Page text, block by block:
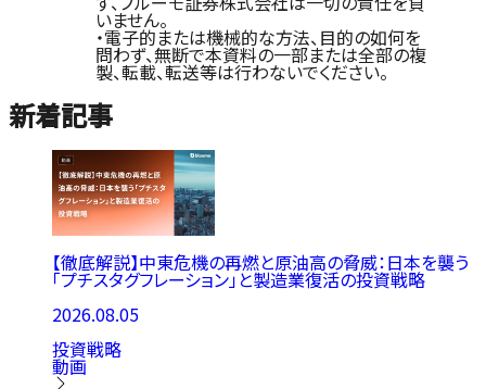
いません。
・電子的または機械的な方法、目的の如何を
問わず、無断で本資料の一部または全部の複
製、転載、転送等は行わないでください。
新着記事
【徹底解説】中東危機の再燃と原油高の脅威：日本を襲う
「プチスタグフレーション」と製造業復活の投資戦略
2026.08.05
投資戦略
動画